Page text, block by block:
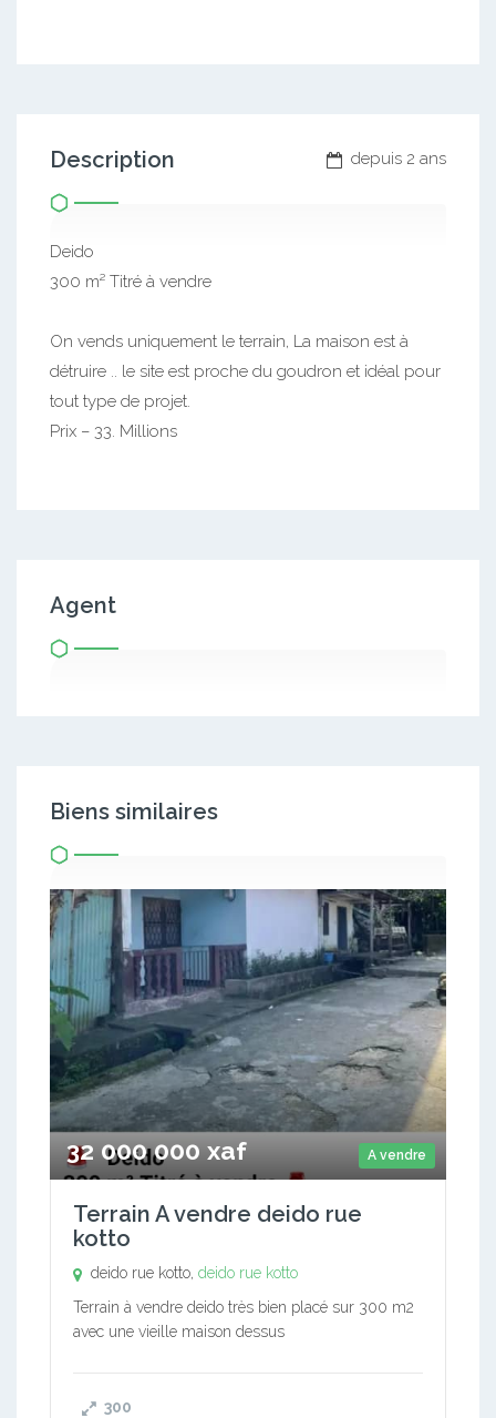
depuis 2 ans
Description
Deido
300 m² Titré à vendre
On vends uniquement le terrain, La maison est à
détruire .. le site est proche du goudron et idéal pour
tout type de projet.
Prix – 33. Millions
Agent
Biens similaires
A vendre
32 000 000 xaf
Terrain A vendre deido rue
kotto
deido rue kotto, deido rue kotto
Terrain à vendre deido très bien placé sur 300 m2
avec une vieille maison dessus
300